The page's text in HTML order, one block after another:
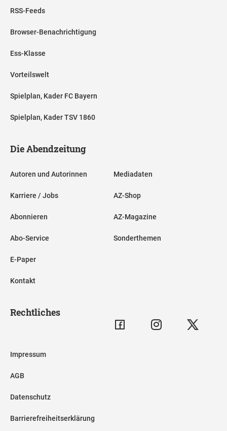
RSS-Feeds
Browser-Benachrichtigung
Ess-Klasse
Vorteilswelt
Spielplan, Kader FC Bayern
Spielplan, Kader TSV 1860
Die Abendzeitung
Autoren und Autorinnen
Karriere / Jobs
Abonnieren
Abo-Service
E-Paper
Kontakt
Mediadaten
AZ-Shop
AZ-Magazine
Sonderthemen
Rechtliches
Impressum
AGB
Datenschutz
Barrierefreiheitserklärung